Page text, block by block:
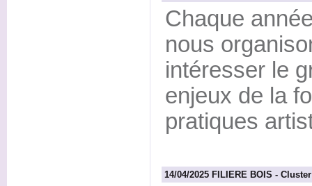
Chaque
nous
intéresser le
enjeux de la
pratiques
14/04/2025 FILIERE BOIS -